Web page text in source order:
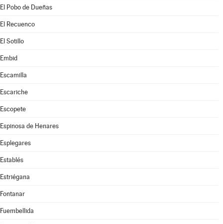
El Pobo de Dueñas
El Recuenco
El Sotillo
Embid
Escamilla
Escariche
Escopete
Espinosa de Henares
Esplegares
Establés
Estriégana
Fontanar
Fuembellida